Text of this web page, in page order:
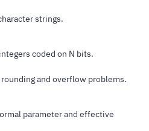
strings.
coded on N bits.
and overflow problems.
parameter and effective